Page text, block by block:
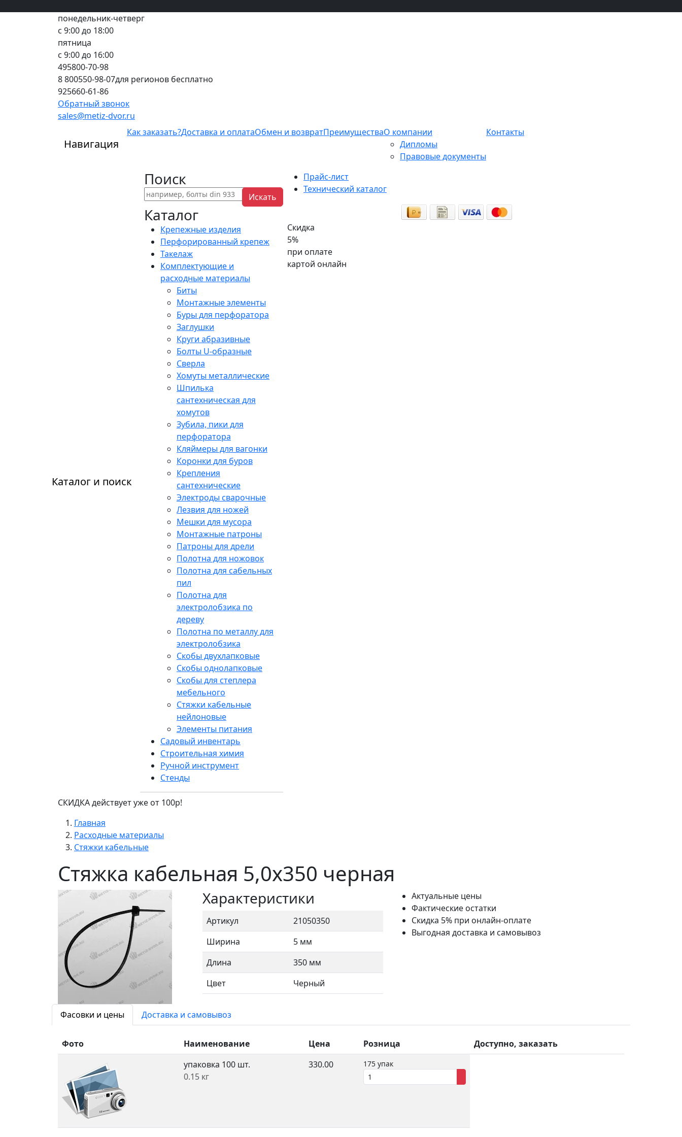
понедельник-четверг
с 9:00 до 18:00
пятница
с 9:00 до 16:00
495800-70-98
8 800550-98-07для регионов бесплатно
925660-61-86
Обратный звонок
sales@metiz-dvor.ru
Навигация
Как заказать?Доставка и оплатаОбмен и возвратПреимуществаО компании
Дипломы
Правовые документы
Контакты
Каталог и поиск
Поиск
Искать
Каталог
Крепежные изделия
Перфорированный крепеж
Такелаж
Комплектующие и
расходные материалы
Биты
Монтажные элементы
Буры для перфоратора
Заглушки
Круги абразивные
Болты U-образные
Сверла
Хомуты металлические
Шпилька
сантехническая для
хомутов
Зубила, пики для
перфоратора
Кляймеры для вагонки
Коронки для буров
Крепления
сантехнические
Электроды сварочные
Лезвия для ножей
Мешки для мусора
Монтажные патроны
Патроны для дрели
Полотна для ножовок
Полотна для сабельных
пил
Полотна для
электролобзика по
дереву
Полотна по металлу для
электролобзика
Скобы двухлапковые
Скобы однолапковые
Скобы для степлера
мебельного
Стяжки кабельные
нейлоновые
Элементы питания
Садовый инвентарь
Строительная химия
Ручной инструмент
Стенды
Прайс-лист
Технический каталог
Скидка
5%
при оплате
картой онлайн
СКИДКА действует уже от 100р!
Главная
Расходные материалы
Стяжки кабельные
Стяжка кабельная 5,0x350 черная
Характеристики
Артикул
21050350
Ширина
5 мм
Длина
350 мм
Цвет
Черный
Актуальные цены
Фактические остатки
Скидка 5% при онлайн-оплате
Выгодная доставка и самовывоз
Фасовки и цены Доставка и самовывоз
Фото Наименование Цена Розница
Доступно, заказать
упаковка 100 шт.
0.15 кг
330.00 175 упак